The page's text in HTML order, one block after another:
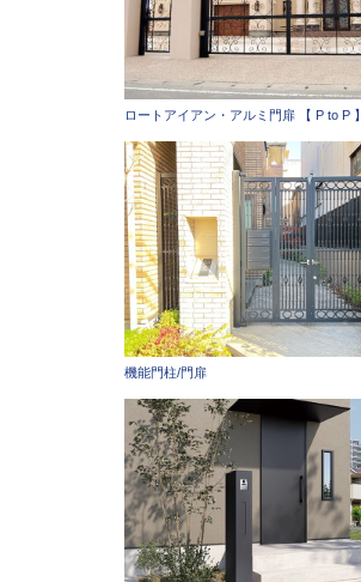
ロートアイアン・アルミ門扉 【 P to P 】
機能門柱/門扉